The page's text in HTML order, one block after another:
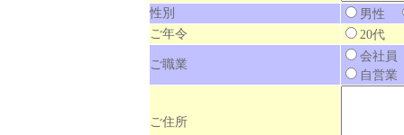
性別
男性
ご年令
20
ご職業
会
自
ご住所